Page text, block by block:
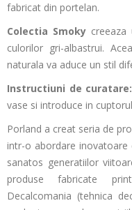
fabricat din portelan.
Colectia Smoky
culorilor gri-albastrui.
naturala va aduce un stil
Instructiuni de curatare:
vase si introduce in
Porland a creat seria de
intr-o abordare
sanatos generatiilor
produse fabricate
Decalcomania (tehnica